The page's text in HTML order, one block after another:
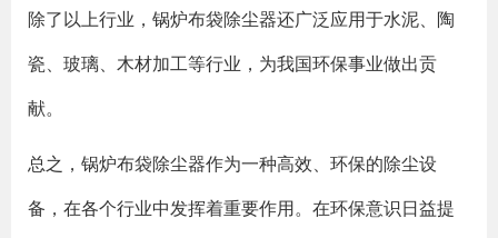
除了以上行业，锅炉布袋除尘器还广泛应用于水泥、陶
瓷、玻璃、木材加工等行业，为我国环保事业做出贡
献。
总之，锅炉布袋除尘器作为一种高效、环保的除尘设
备，在各个行业中发挥着重要作用。在环保意识日益提